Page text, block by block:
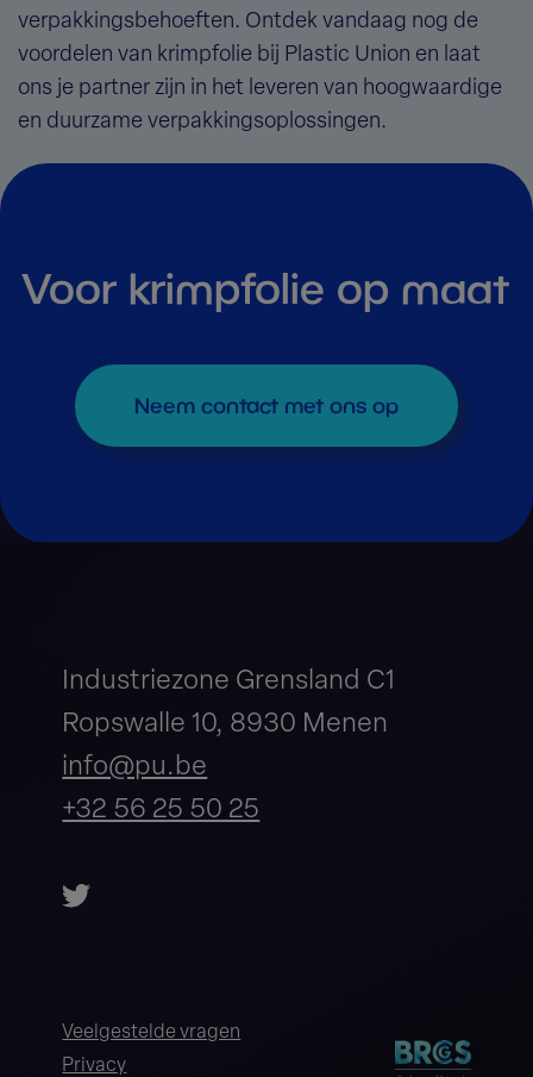
verpakkingsbehoeften. Ontdek vandaag nog de
voordelen van krimpfolie bij Plastic Union en laat
ons je partner zijn in het leveren van hoogwaardige
en duurzame verpakkingsoplossingen.
Voor krimpfolie op maat
Neem contact met ons op
Industriezone Grensland C1
Ropswalle 10, 8930 Menen
info@pu.be
+32 56 25 50 25
Veelgestelde vragen
Privacy